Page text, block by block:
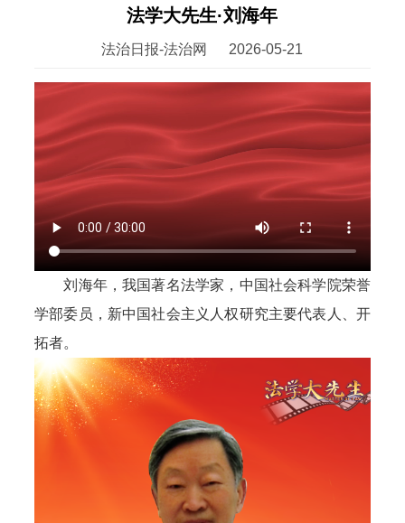
法学大先生·刘海年
法治日报-法治网 2026-05-21
刘海年，我国著名法学家，中国社会科学院荣誉
学部委员，新中国社会主义人权研究主要代表人、开
拓者。